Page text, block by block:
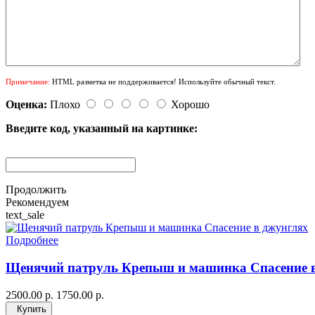
Примечание: HTML разметка не поддерживается! Используйте обычный текст.
Оценка: Плохо
Хорошо
Введите код, указанный на картинке:
Продолжить
Рекомендуем
text_sale
Подробнее
Щенячий патруль Крепыш и машинка Спасение
2500.00 р. 1750.00 р.
Купить